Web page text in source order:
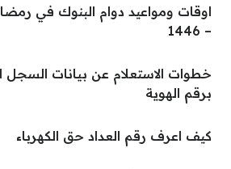
– 1446
خطوات الاستعلام عن بيانات السجل
برقم الهوية
كيف اعرف رقم العداد حق الكهرباء